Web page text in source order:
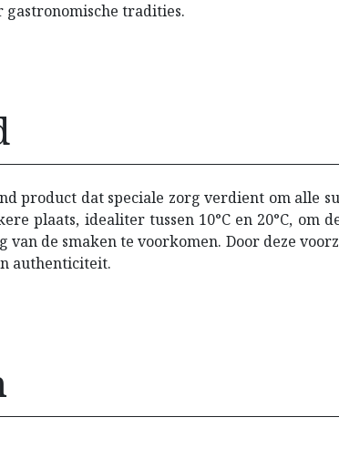
tradities.
product dat speciale zorg verdient om alle
plaats, idealiter tussen 10°C en 20°C,
de smaken te voorkomen. Door deze
authenticiteit.